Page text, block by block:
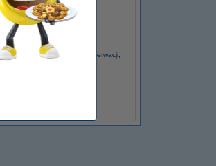
108R676 zestaw do konserwacji,